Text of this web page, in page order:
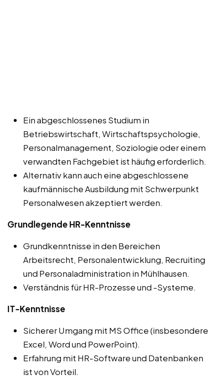
Ein abgeschlossenes Studium in
Betriebswirtschaft, Wirtschaftspsychologie,
Personalmanagement, Soziologie oder einem
verwandten Fachgebiet ist häufig erforderlich.
Alternativ kann auch eine abgeschlossene
kaufmännische Ausbildung mit Schwerpunkt
Personalwesen akzeptiert werden.
Grundlegende HR-Kenntnisse
Grundkenntnisse in den Bereichen
Arbeitsrecht, Personalentwicklung, Recruiting
und Personaladministration in Mühlhausen.
Verständnis für HR-Prozesse und -Systeme.
IT-Kenntnisse
Sicherer Umgang mit MS Office (insbesondere
Excel, Word und PowerPoint).
Erfahrung mit HR-Software und Datenbanken
ist von Vorteil.